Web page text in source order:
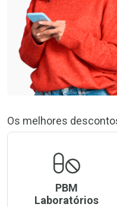
Os melhores
PBM
Laboratórios